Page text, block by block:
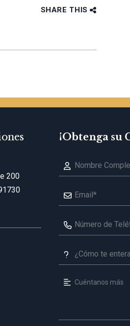
SHARE THIS
200
¡Obtenga su